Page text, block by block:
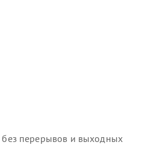
перерывов и выходных